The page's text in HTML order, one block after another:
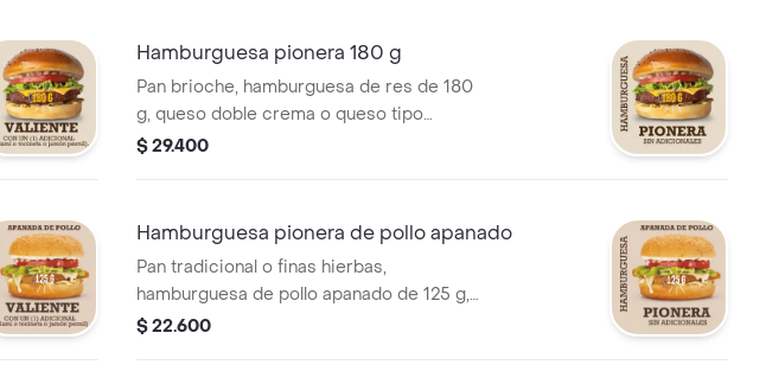
Hamburguesa pionera 180 g
Pan brioche, hamburguesa de res de 180
g, queso doble crema o queso tipo
cheddar, papa cabello de ángel, vegetales
$ 29.400
Hamburguesa pionera de pollo apanado
Pan tradicional o finas hierbas,
hamburguesa de pollo apanado de 125 g,
queso doble crema o queso tipo cheddar,
$ 22.600